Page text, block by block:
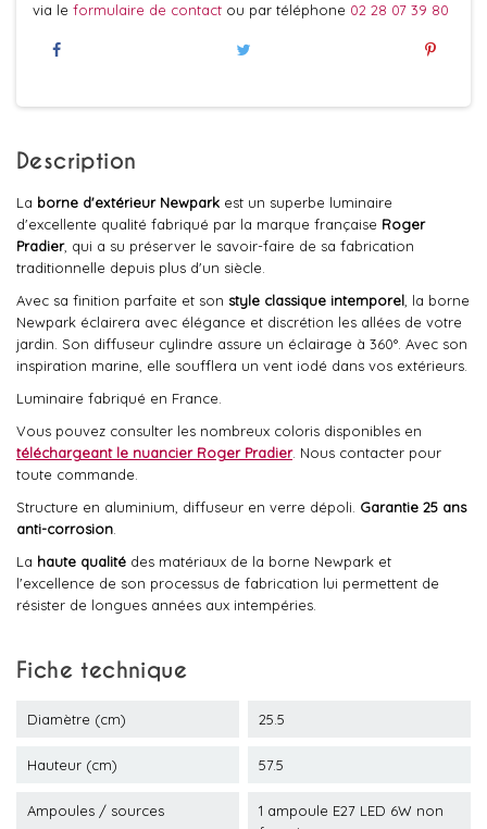
via le formulaire de contact ou par téléphone 02 28 07 39 80
Description
La borne d'extérieur Newpark est un superbe luminaire
d'excellente qualité fabriqué par la marque française Roger
Pradier, qui a su préserver le savoir-faire de sa fabrication
traditionnelle depuis plus d'un siècle.
Avec sa finition parfaite et son style classique intemporel , la borne
Newpark éclairera avec élégance et discrétion les allées de votre
jardin. Son diffuseur cylindre assure un éclairage à 360°. Avec son
inspiration marine, elle soufflera un vent iodé dans vos extérieurs.
Luminaire fabriqué en France.
Vous pouvez consulter les nombreux coloris disponibles en
téléchargeant le nuancier Roger Pradier. Nous contacter pour
toute commande.
Structure en aluminium, diffuseur en verre dépoli. Garantie 25 ans
anti-corrosion
La haute qualité des matériaux de la borne Newpark et
l'excellence de son processus de fabrication lui permettent de
résister de longues années aux intempéries.
Fiche technique
Diamètre (cm) 25.5
Hauteur (cm) 57.5
Ampoules / sources
1 ampoule E27 LED 6W non